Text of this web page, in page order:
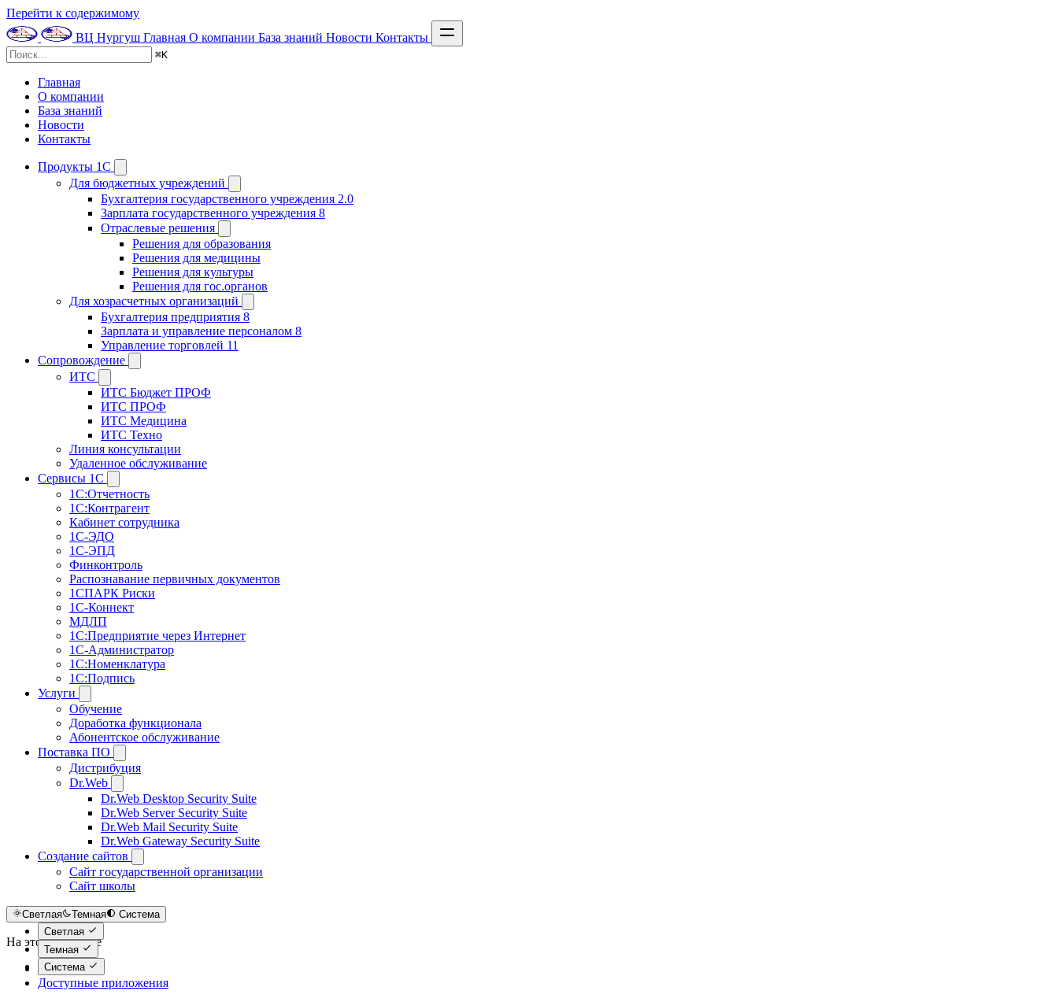
Перейти к содержимому
ВЦ Нургуш Главная О компании База знаний Новости Контакты
⌘K
Главная
О компании
База знаний
Новости
Контакты
Продукты 1С
Для бюджетных учреждений
Бухгалтерия государственного учреждения 2.0
Зарплата государственного учреждения 8
Отраслевые решения
Решения для образования
Решения для медицины
Решения для культуры
Решения для гос.органов
Для хозрасчетных организаций
Бухгалтерия предприятия 8
Зарплата и управление персоналом 8
Управление торговлей 11
Сопровождение
ИТС
ИТС Бюджет ПРОФ
ИТС ПРОФ
ИТС Медицина
ИТС Техно
Линия консультации
Удаленное обслуживание
Сервисы 1С
1С:Отчетность
1С:Контрагент
Кабинет сотрудника
1С-ЭДО
1С-ЭПД
Финконтроль
Распознавание первичных документов
1СПАРК Риски
1С-Коннект
МДЛП
1С:Предприятие через Интернет
1С-Администратор
1С:Номенклатура
1С:Подпись
Услуги
Обучение
Доработка функционала
Абонентское обслуживание
Поставка ПО
Дистрибуция
Dr.Web
Dr.Web Desktop Security Suite
Dr.Web Server Security Suite
Dr.Web Mail Security Suite
Dr.Web Gateway Security Suite
Создание сайтов
Сайт государственной организации
Сайт школы
Светлая Темная
Система
Светлая
Темная
Система
На этой странице
Описание
Доступные приложения